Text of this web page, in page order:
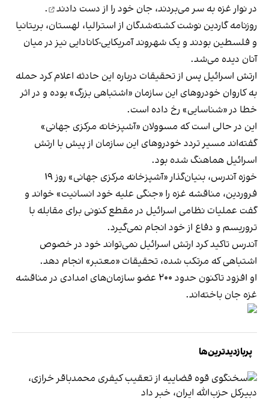
در نوار غزه به سر می‌بردند، جان خود را از دست دادند
.
روزنامه گاردین نوشت کشته‌شدگان از استرالیا، لهستان، بریتانیا
و فلسطین بودند و یک شهروند آمریکایی-کانادایی نیز در میان
آنان دیده می‌شد.
ارتش اسرائیل پس از تحقیقات درباره این حادثه اعلام کرد حمله
به کاروان خودروهای این سازمان «اشتباهی بزرگ» بوده و در اثر
خطا در «شناسایی» رخ داده است.
این در حالی است که مسوولان «آشپزخانه مرکزی جهانی»
گفته‌اند مسیر تردد خودروهای این سازمان از پیش با ارتش
اسرائیل هماهنگ شده بود.
خوزه آندرس، بنیان‌گذار «آشپزخانه مرکزی جهانی» روز ۱۹
فروردین، مناقشه غزه را «جنگی علیه خود انسانیت» خواند و
گفت عملیات نظامی اسرائیل در مقطع کنونی برای مقابله با
تروریسم و دفاع از خود انجام نمی‌گیرد.
آندرس تاکید کرد ارتش اسرائیل نمی‌تواند خود در خصوص
اشتباهی که مرتکب شده، تحقیقات «معتبر» انجام دهد.
او افزود تاکنون حدود ۲۰۰ عضو سازمان‌های امدادی در مناقشه
غزه جان باخته‌اند.
پربازدیدترین‌ها